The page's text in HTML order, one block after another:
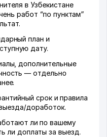
в Узбекистане
работ “по пунктам”
план и
дату.
дополнительные
— отдельно
срок и правила
доработок.
ли по вашему
ли доплаты за выезд.